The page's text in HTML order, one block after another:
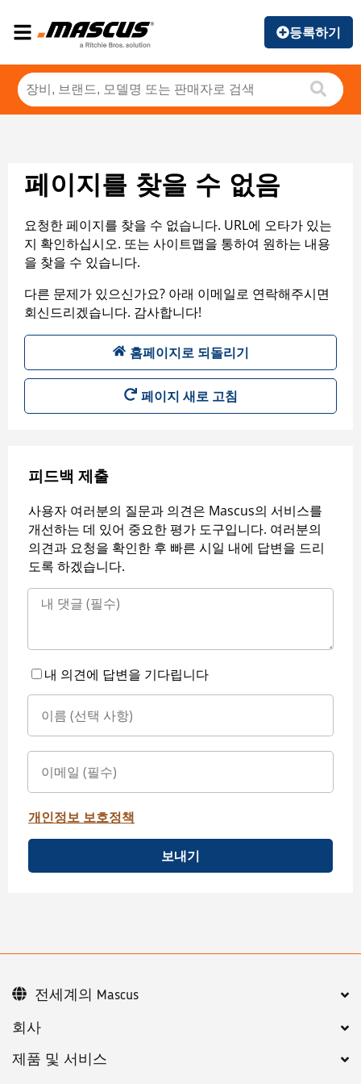
등록하기
페이지를 찾을 수 없음
요청한 페이지를 찾을 수 없습니다. URL에 오타가 있는
지 확인하십시오. 또는 사이트맵을 통하여 원하는 내용
을 찾을 수 있습니다.
다른 문제가 있으신가요? 아래 이메일로 연락해주시면
회신드리겠습니다. 감사합니다!
홈페이지로 되돌리기
페이지 새로 고침
피드백 제출
사용자 여러분의 질문과 의견은 Mascus의 서비스를
개선하는 데 있어 중요한 평가 도구입니다. 여러분의
의견과 요청을 확인한 후 빠른 시일 내에 답변을 드리
도록 하겠습니다.
내 의견에 답변을 기다립니다
개인정보 보호정책
보내기
회사
제품 및 서비스
전세계의 Mascus